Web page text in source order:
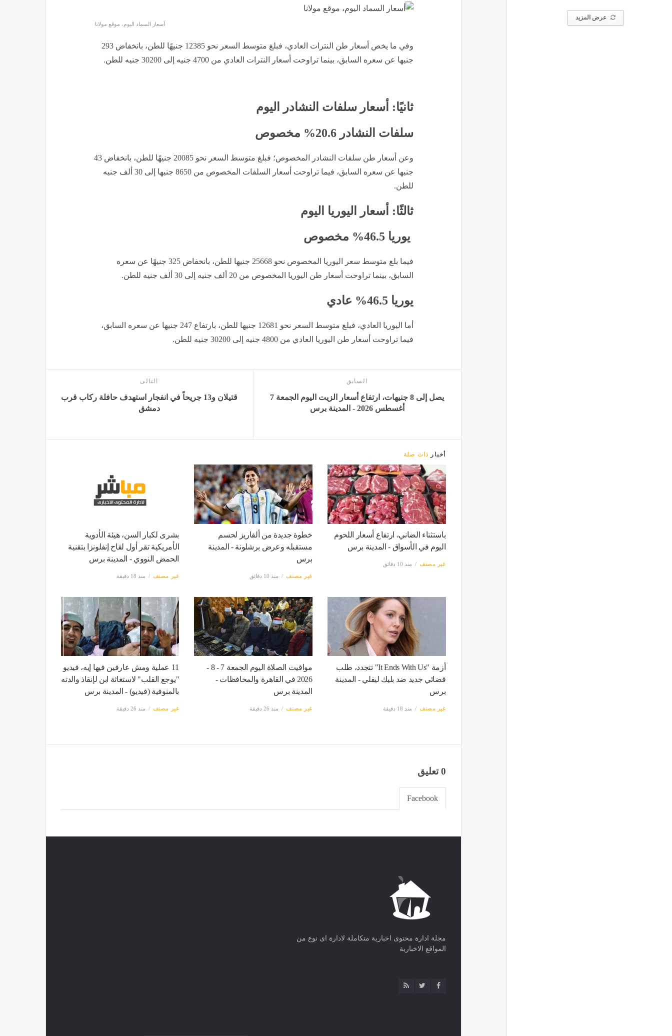
عرض المزيد
أسعار السماد اليوم، موقع مولانا
وفي ما يخص أسعار طن النترات العادي، فبلغ متوسط السعر نحو 12385 جنيهًا للطن، بانخفاض 293
جنيها عن سعره السابق، بينما تراوحت أسعار النترات العادي من 4700 جنيه إلى 30200 جنيه للطن.
ثانيًا: أسعار سلفات النشادر اليوم
سلفات النشادر 20.6% مخصوص
وعن أسعار طن سلفات النشادر المخصوص؛ فبلغ متوسط السعر نحو 20085 جنيهًا للطن، بانخفاض 43
جنيها عن سعره السابق، فيما تراوحت أسعار السلفات المخصوص من 8650 جنيها إلى 30 ألف جنيه
للطن.
ثالثًا: أسعار اليوريا اليوم
يوريا 46.5% مخصوص
فيما بلغ متوسط سعر اليوريا المخصوص نحو 25668 جنيها للطن، بانخفاض 325 جنيهًا عن سعره
السابق، بينما تراوحت أسعار طن اليوريا المخصوص من 20 ألف جنيه إلى 30 ألف جنيه للطن.
يوريا 46.5% عادي
أما اليوريا العادي، فبلغ متوسط السعر نحو 12681 جنيها للطن، بارتفاع 247 جنيها عن سعره السابق،
فيما تراوحت أسعار طن اليوريا العادي من 4800 جنيه إلى 30200 جنيه للطن.
السابق
يصل إلى 8 جنيهات، ارتفاع أسعار الزيت اليوم الجمعة 7
أغسطس 2026 - المدينة برس
التالى
قتيلان و13 جريحاً في انفجار استهدف حافلة ركاب قرب
دمشق
أخبار ذات صلة
باستثناء الضاني، ارتفاع أسعار اللحوم
اليوم في الأسواق - المدينة برس
غير مصنف منذ 10 دقائق
خطوة جديدة من ألفاريز لحسم
مستقبله وعرض برشلونة - المدينة
برس
غير مصنف منذ 10 دقائق
بشرى لكبار السن، هيئة الأدوية
الأمريكية تقر أول لقاح إنفلونزا بتقنية
الحمض النووي - المدينة برس
غير مصنف منذ 18 دقيقة
أزمة "It Ends With Us" تتجدد، طلب
قضائي جديد ضد بليك ليفلي - المدينة
برس
غير مصنف منذ 18 دقيقة
مواقيت الصلاة اليوم الجمعة 7 - 8 -
2026 في القاهرة والمحافظات -
المدينة برس
غير مصنف منذ 26 دقيقة
11 عملية ومش عارفين فيها إيه، فيديو
"يوجع القلب" لاستغاثة ابن لإنقاذ والدته
بالمنوفية (فيديو) - المدينة برس
غير مصنف منذ 26 دقيقة
0 تعليق
Facebook
مجلة ادارة محتوى اخبارية متكاملة لادارة اى نوع من
المواقع الاخبارية